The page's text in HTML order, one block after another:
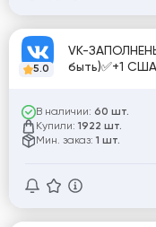
5.0
VK-
быть)✅+1
В наличии: 60 шт.
Купили: 1922 шт.
Мин. заказ: 1 шт.